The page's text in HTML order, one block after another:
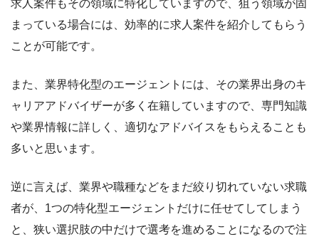
求人案件もその領域に特化していますので、狙う領域が固
まっている場合には、 効率的に求人案件を紹介してもらう
ことが可能です。
また、業界特化型のエージェントには、その業界出身のキ
ャリアアドバイザーが多く在籍していますので、専門知識
や業界情報に詳しく、適切なアドバイスをもらえることも
多いと思います。
逆に言えば、業界や職種などをまだ絞り切れていない求職
者が、1つの特化型エージェントだけに任せてしてしまう
と、狭い選択肢の中だけで選考を進めることになるので注